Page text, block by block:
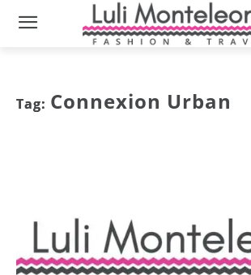
Tag: Connexion Urban